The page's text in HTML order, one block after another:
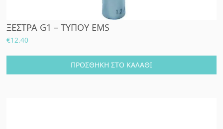
ΞΕΣΤΡΑ G1 – ΤΥΠΟΥ EMS
€12.40
ΠΡΟΣΘΉΚΗ ΣΤΟ ΚΑΛΆΘΙ